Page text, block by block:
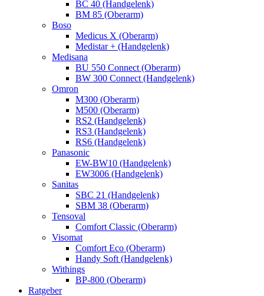
BC 40 (Handgelenk)
BM 85 (Oberarm)
Boso
Medicus X (Oberarm)
Medistar + (Handgelenk)
Medisana
BU 550 Connect (Oberarm)
BW 300 Connect (Handgelenk)
Omron
M300 (Oberarm)
M500 (Oberarm)
RS2 (Handgelenk)
RS3 (Handgelenk)
RS6 (Handgelenk)
Panasonic
EW-BW10 (Handgelenk)
EW3006 (Handgelenk)
Sanitas
SBC 21 (Handgelenk)
SBM 38 (Oberarm)
Tensoval
Comfort Classic (Oberarm)
Visomat
Comfort Eco (Oberarm)
Handy Soft (Handgelenk)
Withings
BP-800 (Oberarm)
Ratgeber